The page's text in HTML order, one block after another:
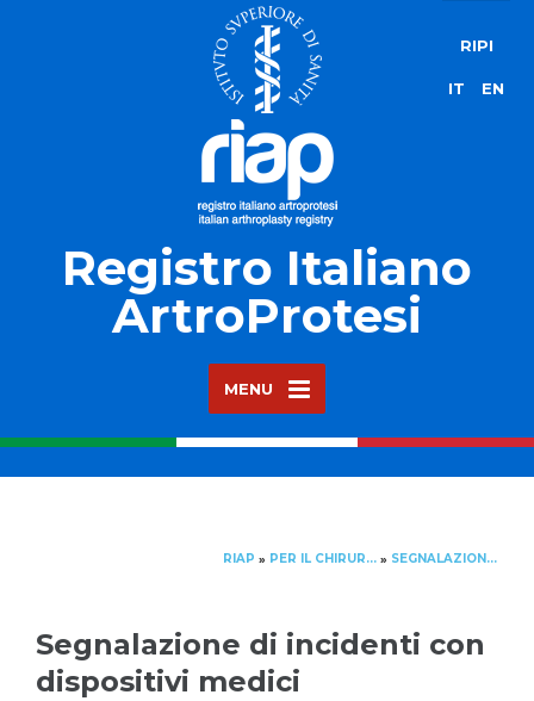
Registro Italiano
ArtroProtesi
MENU
RIPI
IT EN
RIAP » PER IL CHIRURGO » SEGNALAZIONE DI INCIDENTI CON DISPOSITIVI MEDICI
Segnalazione di incidenti con
dispositivi medici